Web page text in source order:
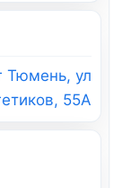
Тюмень, ул
55А